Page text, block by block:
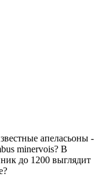
апеласьоны -
minervois? В
до 1200 выглядит